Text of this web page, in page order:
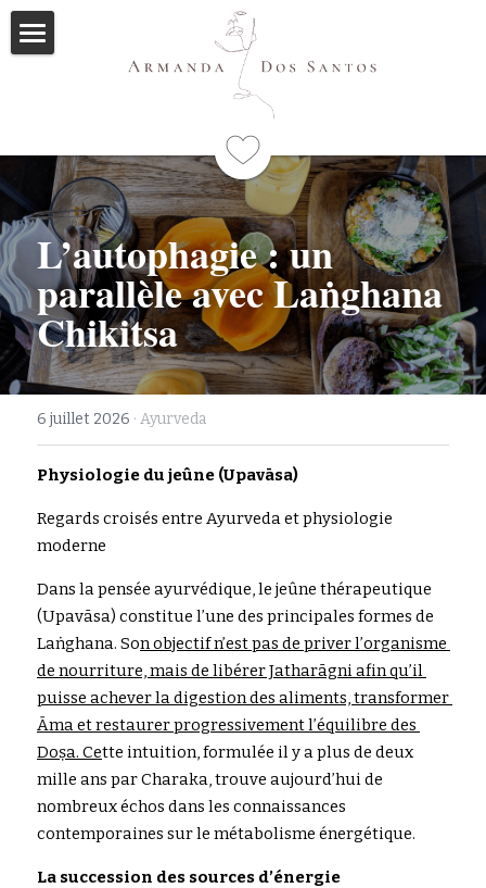
Qui suis-je
Formations
Programme
Immersions
Mes livres
Méditations
Articles
Me contacter
L’autophagie : un
parallèle avec Laṅghana
Chikitsa
6 juillet 2026 · Ayurveda
Physiologie du jeûne (Upavāsa)
Regards croisés entre Ayurveda et physiologie
moderne
Dans la pensée ayurvédique, le jeûne thérapeutique
(Upavāsa) constitue l’une des principales formes de
Laṅghana. Son objectif n’est pas de priver l’organisme
de nourriture, mais de libérer Jatharāgni afin qu’il
puisse achever la digestion des aliments, transformer
Āma et restaurer progressivement l’équilibre des
Doṣa. Cette intuition, formulée il y a plus de deux
mille ans par Charaka, trouve aujourd’hui de
nombreux échos dans les connaissances
contemporaines sur le métabolisme énergétique.
La succession des sources d’énergie